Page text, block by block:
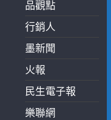
品觀點
行銷人
墨新聞
火報
民生電子報
樂聯網